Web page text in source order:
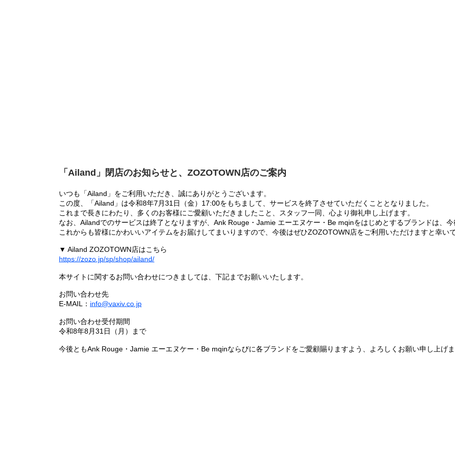
「Ailand」閉店のお知らせと、ZOZOTOWN店のご案内
いつも「Ailand」をご利用いただき、誠にありがとうございます。
この度、「Ailand」は令和8年7月31日（金）17:00をもちまして、サービスを終了させていただくこととなりました。
これまで長きにわたり、多くのお客様にご愛顧いただきましたこと、スタッフ一同、心より御礼申し上げます。
なお、Ailandでのサービスは終了となりますが、Ank Rouge・Jamie エーエヌケー・Be mqinをはじめとするブランドは、
これからも皆様にかわいいアイテムをお届けしてまいりますので、今後はぜひZOZOTOWN店をご利用いただけますと幸いで
▼ Ailand ZOZOTOWN店はこちら
https://zozo.jp/sp/shop/ailand/
本サイトに関するお問い合わせにつきましては、下記までお願いいたします。
お問い合わせ先
E-MAIL： info@vaxiv.co.jp
お問い合わせ受付期間
令和8年8月31日（月）まで
今後ともAnk Rouge・Jamie エーエヌケー・Be mqinならびに各ブランドをご愛顧賜りますよう、よろしくお願い申し上げま